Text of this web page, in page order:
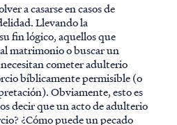
a casarse en casos de
Llevando la
fin lógico, aquellos que
matrimonio o buscar un
cometer adulterio
bíblicamente permisible (o
Obviamente, esto es
decir que un acto de adulterio
¿Cómo puede un pecado